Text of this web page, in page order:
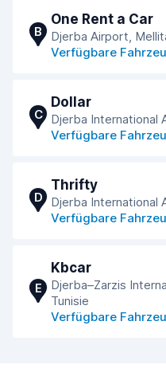
B
One Rent a Car
Djerba Airport,
Verfügbare
C
Dollar
Djerba International
Verfügbare
D
Thrifty
Djerba International
Verfügbare
E
Kbcar
Djerba–Zarzis
Tunisie
Verfügbare